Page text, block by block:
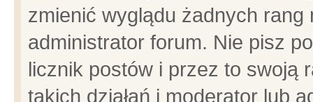
zmienić wyglądu żadnych
administrator forum. Nie pisz
licznik postów i przez to swoją
takich działań i moderator lub